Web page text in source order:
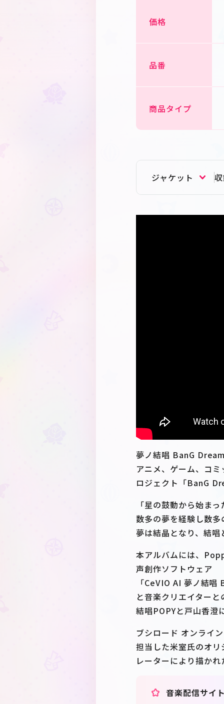
価格
品番
商品タイプ
ジャケット
夢ノ結唱 BanG
アニメ、ゲーム、コ
ロジェクト「BanG
「星の鼓動から始ま
数多の夢を経験し数
夢は結晶となり、結唱
本アルバムには、
声創作ソフトウェア
「CeVIO AI 夢ノ結
と音楽クリエイター
結唱POPYと戸山香澄
ブシロード オンライ
担当した米室氏のオ
レーターにより描か
音楽配信サイ